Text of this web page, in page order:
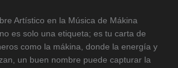
Artístico en la Música de Mákina
no es solo una etiqueta; es tu carta de
como la mákina, donde la energía y
un buen nombre puede capturar la